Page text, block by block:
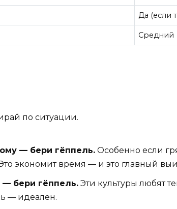
Да (если
Средний
по ситуации.
— бери гёппель. Особенно если
экономит время — и это главный
— бери гёппель. Эти культуры любят
— идеален.